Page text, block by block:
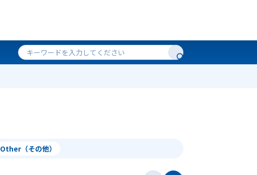
Other（その他）